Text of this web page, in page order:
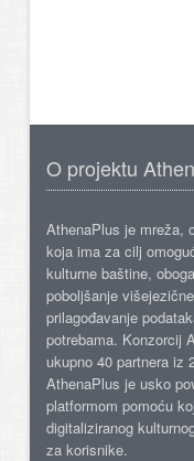
O projektu
AthenaPlus je mreža,
koja ima za cilj
kulturne baštine,
poboljšanje
prilagođavanje
potrebama. Konzorcij
ukupno 40 partnera iz
AthenaPlus je usko
platformom pomoću
digitaliziranog
za korisnike.